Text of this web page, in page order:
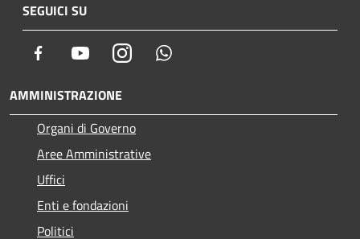
SEGUICI SU
Facebook YoutubeInstagram
AMMINISTRAZIONE
Organi di Governo
Aree Amministrative
Uffici
Enti e fondazioni
Politici